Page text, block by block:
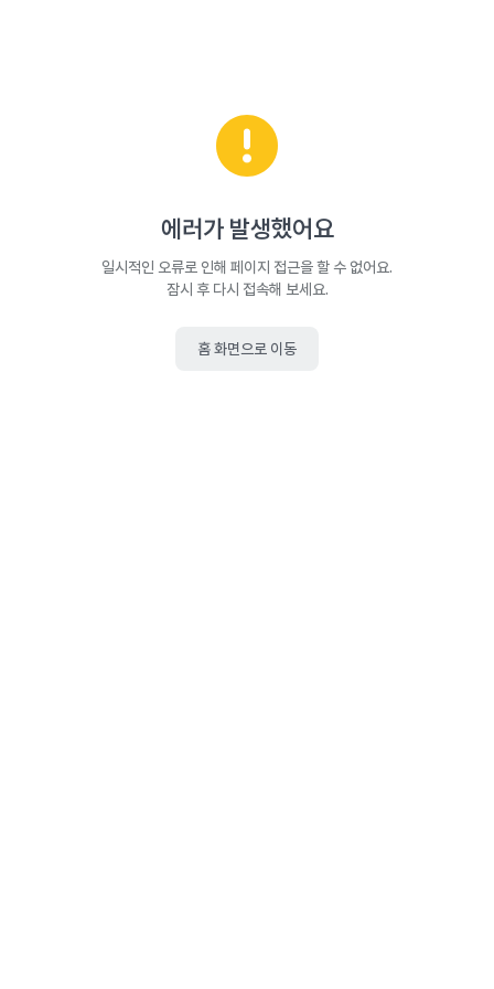
에러가 발생했어요
일시적인 오류로 인해 페이지 접근을 할 수 없어요.
잠시 후 다시 접속해 보세요.
홈 화면으로 이동